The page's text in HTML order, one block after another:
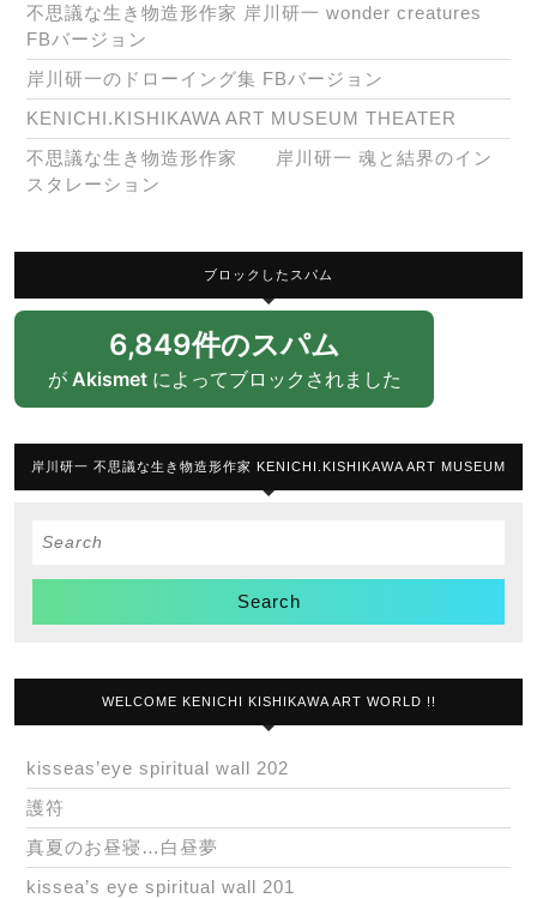
不思議な生き物造形作家 岸川研一 wonder creatures
FBバージョン
岸川研一のドローイング集 FBバージョン
KENICHI.KISHIKAWA ART MUSEUM THEATER
不思議な生き物造形作家 岸川研一 魂と結界のイン
スタレーション
ブロックしたスパム
6,849件のスパム
が Akismetによってブロックされました
岸川研一 不思議な生き物造形作家 KENICHI.KISHIKAWA ART MUSEUM
Search
WELCOME KENICHI KISHIKAWA ART WORLD !!
kisseas’eye spiritual wall 202
護符
真夏のお昼寝…白昼夢
kissea’s eye spiritual wall 201